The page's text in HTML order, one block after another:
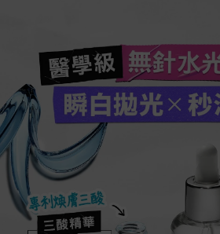
醫學級 無針水
瞬白拋光 X
專利煥膚三酸
三酸精華